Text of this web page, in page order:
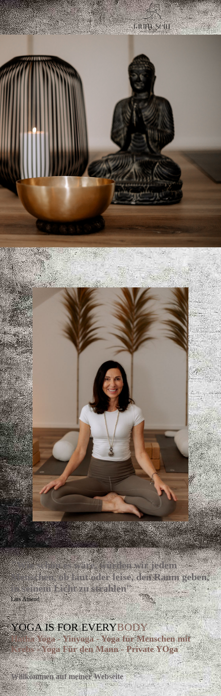
"Wie schön es wäre, würden wir jedem
Menschen, ob laut oder leise, den Raum geben,
in seinem Licht zu strahlen"
Lars Amend
YOGA IS FOR EVERYBODY
Hatha Yoga - Yinyoga - Yoga für Menschen mit
Krebs - Yoga Für den Mann - Private YOga
Willkommen auf meiner Webseite